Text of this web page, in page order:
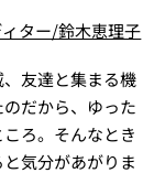
ター/鈴木恵理子
友達と集まる機
だから、ゆった
ろ。そんなとき
気分があがりま